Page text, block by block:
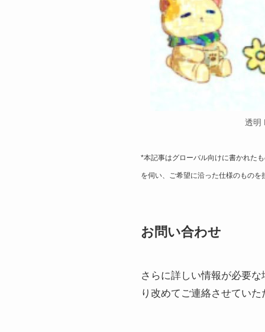
透明
*本記事はグローバル向けに書かれた
を伺い、ご希望に沿った仕様のもの
お問い合わせ
さらに詳しい情報が必要
り改めてご連絡させていた